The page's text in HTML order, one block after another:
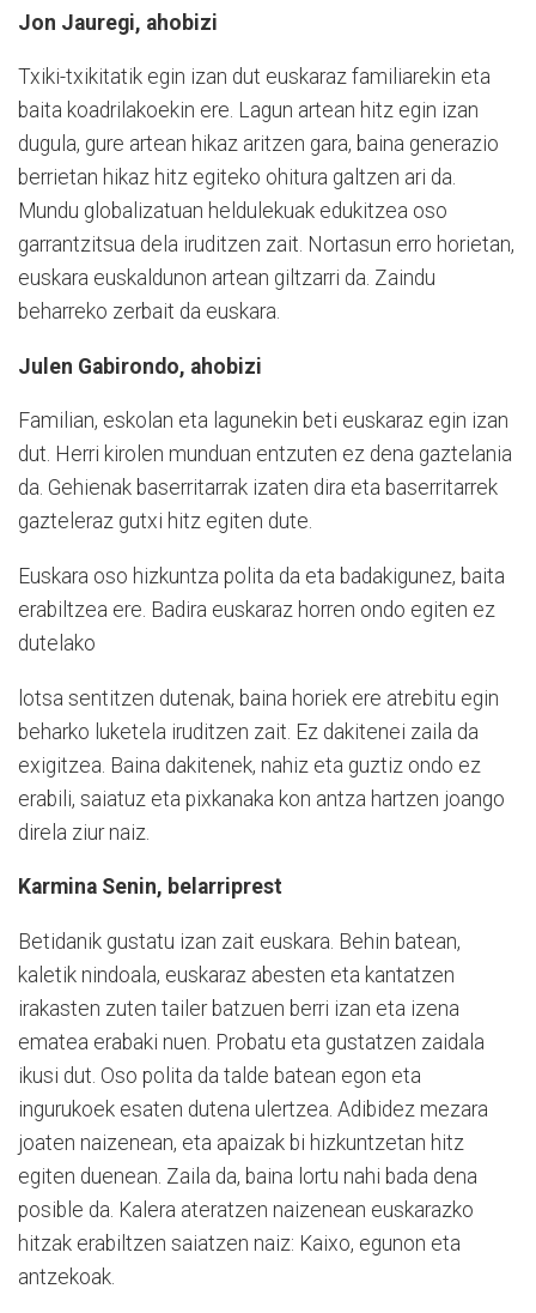
Jon Jauregi, ahobizi
Txiki-txikitatik egin izan dut euskaraz familiarekin eta
baita koadrilakoekin ere. Lagun artean hitz egin izan
dugula, gure artean hikaz aritzen gara, baina generazio
berrietan hikaz hitz egiteko ohitura galtzen ari da.
Mundu globalizatuan heldulekuak edukitzea oso
garrantzitsua dela iruditzen zait. Nortasun erro horietan,
euskara euskaldunon artean giltzarri da. Zaindu
beharreko zerbait da euskara.
Julen Gabirondo, ahobizi
Familian, eskolan eta lagunekin beti euskaraz egin izan
dut. Herri kirolen munduan entzuten ez dena gaztelania
da. Gehienak baserritarrak izaten dira eta baserritarrek
gazteleraz gutxi hitz egiten dute.
Euskara oso hizkuntza polita da eta badakigunez, baita
erabiltzea ere. Badira euskaraz horren ondo egiten ez
dutelako
lotsa sentitzen dutenak, baina horiek ere atrebitu egin
beharko luketela iruditzen zait. Ez dakitenei zaila da
exigitzea. Baina dakitenek, nahiz eta guztiz ondo ez
erabili, saiatuz eta pixkanaka kon antza hartzen joango
direla ziur naiz.
Karmina Senin, belarriprest
Betidanik gustatu izan zait euskara. Behin batean,
kaletik nindoala, euskaraz abesten eta kantatzen
irakasten zuten tailer batzuen berri izan eta izena
ematea erabaki nuen. Probatu eta gustatzen zaidala
ikusi dut. Oso polita da talde batean egon eta
ingurukoek esaten dutena ulertzea. Adibidez mezara
joaten naizenean, eta apaizak bi hizkuntzetan hitz
egiten duenean. Zaila da, baina lortu nahi bada dena
posible da. Kalera ateratzen naizenean euskarazko
hitzak erabiltzen saiatzen naiz: Kaixo, egunon eta
antzekoak.